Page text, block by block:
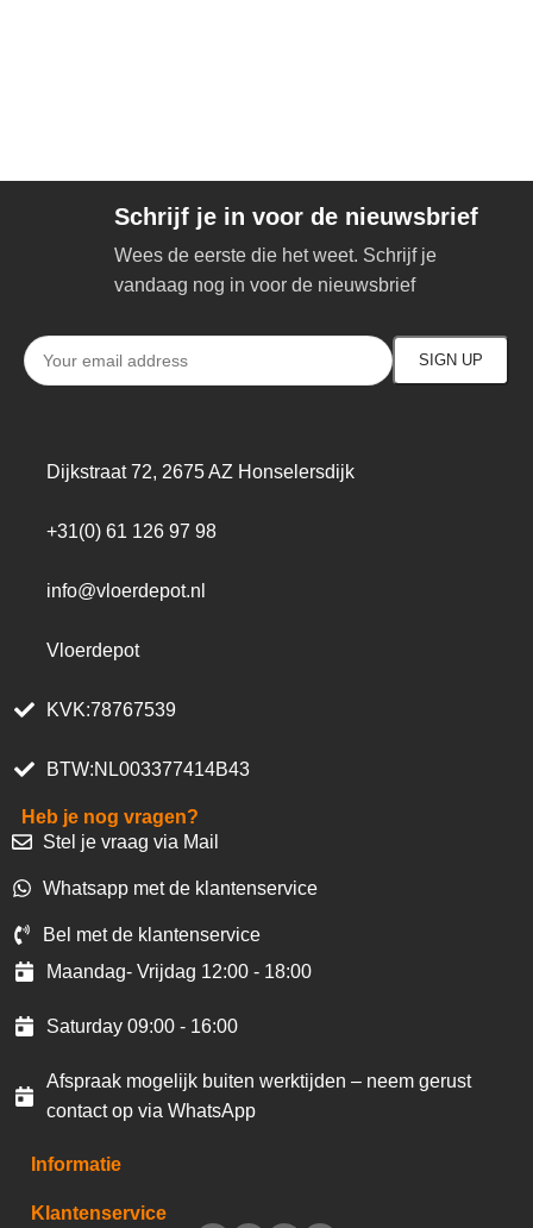
Schrijf je in voor de nieuwsbrief
Wees de eerste die het weet. Schrijf je
vandaag nog in voor de nieuwsbrief
Dijkstraat 72, 2675 AZ Honselersdijk
+31(0) 61 126 97 98
info@vloerdepot.nl
Vloerdepot
KVK:78767539
BTW:NL003377414B43
Heb je nog vragen?
Stel je vraag via Mail
Whatsapp met de klantenservice
Bel met de klantenservice
Maandag- Vrijdag 12:00 - 18:00
Saturday 09:00 - 16:00
Afspraak mogelijk buiten werktijden – neem gerust
contact op via WhatsApp
Informatie
Klantenservice